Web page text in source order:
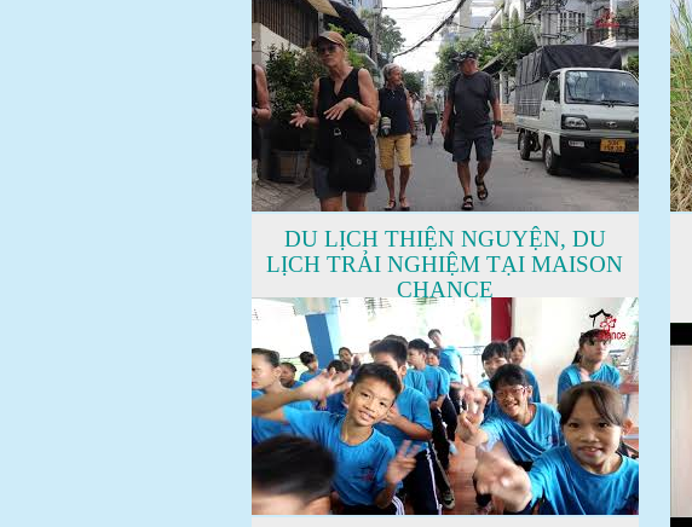
DU LỊCH THIỆN NGUYỆN, DU
LỊCH TRẢI NGHIỆM TẠI MAISON
CHANCE